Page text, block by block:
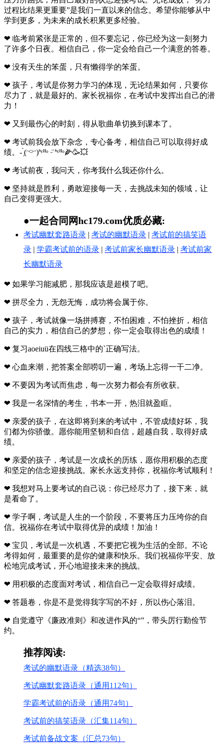
过程比结果更重要”是我们一直以来的信念。希望你能够从中
学到更多，为未来的成长积累更多经验。
❤ 临考前紧张是正常的，但不要忘记，你已经为这一刻努力
了许多个日夜。相信自己，你一定会给自己一个满意的答卷。
❤ 没有天生的笨蛋，只有懒得学的笨蛋。
❤ 孩子，考试是你努力学习的体现，无论结果如何，只要你
尽力了，就是最好的。家长祝福你，在考试中发挥出自己的潜
力！
❤ 又到最伤心的时刻，得从歌曲单切换到课本了。
❤ 考试前我会放下杂念，专心备考，相信自己可以取得好成
绩。- ̗̀(ᵔ⌔ᵔ)ᑋᵉᑊᑊᵒ ᵕ̈ ᑋᵉᑊᑊᵒ🌽🥳💥
❤ 考试前夜，我问天，你考我什么我还你什么。
❤ 坚持就是胜利，勇敢迎接每一天，去挑战未知的领域，让
自己变得更强大。
●一起合同网hc179.com优质必藏:
考试幽默套路语录 | 考试的幽默语录 | 考试前的搞笑语
录 | 学霸考试前的语录 | 考试前家长幽默语录 | 考试前家
长幽默语录
❤ 如果学习能减肥，那我应该是超模了吧。
❤ 拼尽全力，无怨无悔，成功将会属于你。
❤ 孩子，考试就像一场拼搏赛，不怕困难，不怕挫折，相信
自己的实力，相信自己的梦想，你一定会取得出色的成绩！
❤ 复习aoeiuü在四线三格中的`正确写法。
❤ 心血来潮，把答案全部唠叨一遍，考场上忘得一干二净。
❤ 不要因为考试而焦虑，每一次努力都会有所收获。
❤ 我是一名深情的考生，书本一开，热泪就盈眶。
❤ 亲爱的孩子，在这即将到来的考试中，不管成绩好坏，我
们都为你骄傲。愿你能用坚韧和自信，超越自我，取得好成
绩。
❤ 亲爱的孩子，考试是一次成长的历练，愿你用积极的态度
和坚定的信念迎接挑战。家长永远支持你，祝福你考试顺利！
❤ 我想对马上要考试的自己说：你已经尽力了，接下来，就
是看命了。
❤ 学子啊，考试是人生的一个阶段，不要将压力压垮你的自
信。祝福你在考试中取得优异的成绩！加油！
❤ 宝贝，考试是一次机遇，不要把它视为生活的全部。不论
考得如何，最重要的是你的健康和快乐。我们祝福你平安、放
松地完成考试，开心地迎接未来的挑战。
❤ 用积极的态度面对考试，相信自己一定会取得好成绩。
❤ 答题卷，你是不是觉得我字写的不好，所以伤心落泪。
❤ 自觉遵守《廉政准则》和改进作风的“”，带头厉行勤俭节
约。
推荐阅读:
考试的幽默语录（精选38句）
考试幽默套路语录（通用112句）
学霸考试前的语录（通用74句）
考试前的搞笑语录（汇集114句）
考试前备战文案（汇总73句）